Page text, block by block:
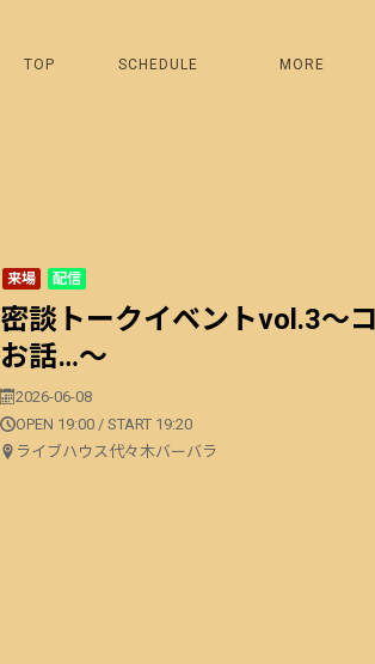
TOP SCHEDULE MORE
来場 配信
密談トークイベントvol.3〜
お話…〜
2026-06-08
OPEN 19:00 / START 19:20
ライブハウス代々木バーバラ